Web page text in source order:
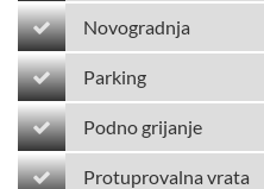
Novogradnja
Parking
Podno grijanje
Protuprovalna vrata